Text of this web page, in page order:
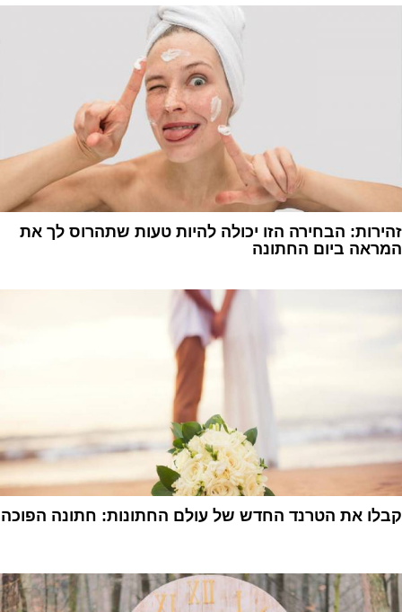
זהירות: הבחירה הזו יכולה להיות טעות שתהרוס לך את
המראה ביום החתונה
קבלו את הטרנד החדש של עולם החתונות: חתונה הפוכה